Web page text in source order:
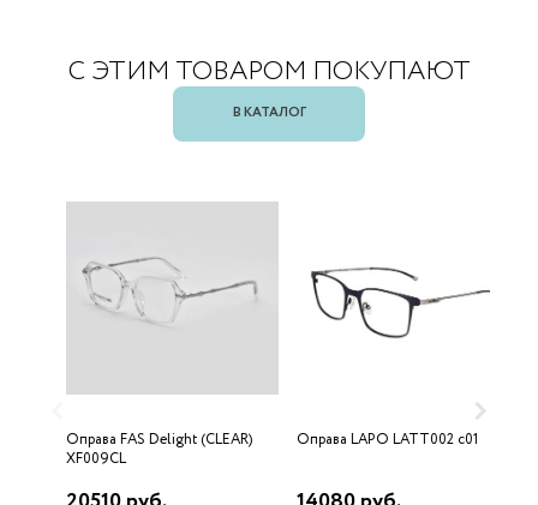
С ЭТИМ ТОВАРОМ ПОКУПАЮТ
В КАТАЛОГ
Оправа FAS Delight (CLEAR)
XF009CL
Оправа LAPO LATT002 c01